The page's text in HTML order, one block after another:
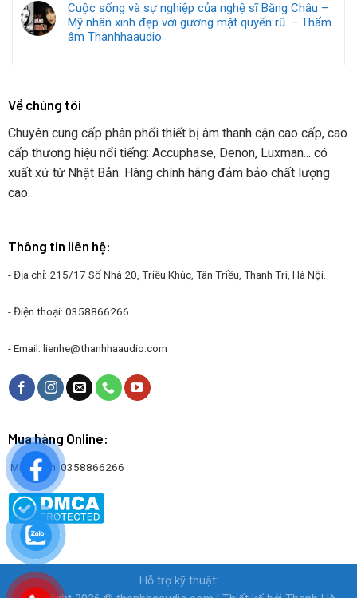
Cuộc sống và sự nghiệp của nghệ sĩ Băng Châu –
Mỹ nhân xinh đẹp với gương mặt quyến rũ. – Thẩm
âm Thanhhaaudio
Về chúng tôi
Chuyên cung cấp phân phối thiết bị âm thanh cận cao cấp, cao
cấp thương hiệu nổi tiếng: Accuphase, Denon, Luxman... có
xuất xứ từ Nhật Bản. Hàng chính hãng đảm bảo chất lượng
cao.
Thông tin liên hệ:
- Địa chỉ: 215/17 Số Nhà 20, Triều Khúc, Tân Triều, Thanh Trì, Hà Nội.
- Điện thoại: 0358866266
- Email: lienhe@thanhhaaudio.com
Mua hàng Online:
Mr. Thanh: 0358866266
Hỗ trợ kỹ thuật: